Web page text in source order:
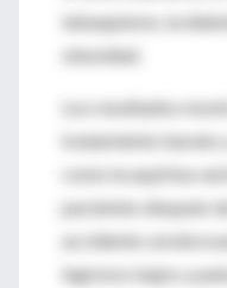
tabaquismo, la
obesidad.
Los resultados
tratamiento barato
como la aspirina
pacientes después
accidente
ingresos bajos y